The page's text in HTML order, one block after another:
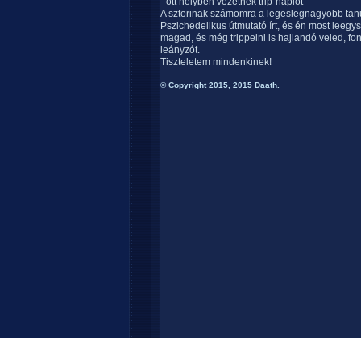
A sztorinak számomra a legeslegnagyobb
Pszichedelikus útmutató írt, és én most
magad, és még trippelni is hajlandó veled,
leányzót.
Tiszteletem mindenkinek!
© Copyright 2015, 2015 Daath